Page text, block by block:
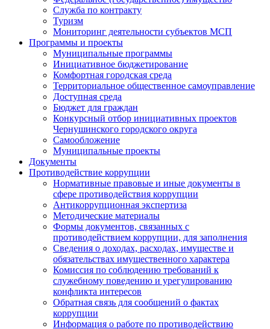
Служба по контракту
Туризм
Мониторинг деятельности субъектов МСП
Программы и проекты
Муниципальные программы
Инициативное бюджетирование
Комфортная городская среда
Территориальное общественное самоуправление
Доступная среда
Бюджет для граждан
Конкурсный отбор инициативных проектов
Чернушинского городского округа
Самообложение
Муниципальные проекты
Документы
Противодействие коррупции
Нормативные правовые и иные документы в
сфере противодействия коррупции
Антикоррупционная экспертиза
Методические материалы
Формы документов, связанных с
противодействием коррупции, для заполнения
Сведения о доходах, расходах, имуществе и
обязательствах имущественного характера
Комиссия по соблюдению требований к
служебному поведению и урегулированию
конфликта интересов
Обратная связь для сообщений о фактах
коррупции
Информация о работе по противодействию